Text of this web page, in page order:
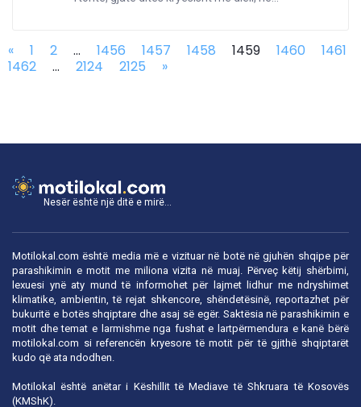
« 1 2 ... 1456 1457 1458 1459 1460
1461
1462
... 2124 2125 »
Nesër është një ditë e mirë...
Motilokal.com është media më e vizituar në botë në gjuhën shqipe për
parashikimin e motit me miliona vizita në muaj. Përveç këtij shërbimi,
lexuesi ynë aty mund të informohet për lajmet lidhur me ndryshimet
klimatike, ambientin, të rejat shkencore, shëndetësinë, reportazhet për
bukuritë e botës shqiptare dhe asaj së egër. Saktësia në parashikimin e
motit dhe temat e larmishme nga fushat e lartpërmendura e kanë bërë
motilokal.com si referencën kryesore të motit për të gjithë shqiptarët
kudo që ata ndodhen.
Motilokal është anëtar i Këshillit të Mediave të Shkruara të Kosovës
(KMShK).